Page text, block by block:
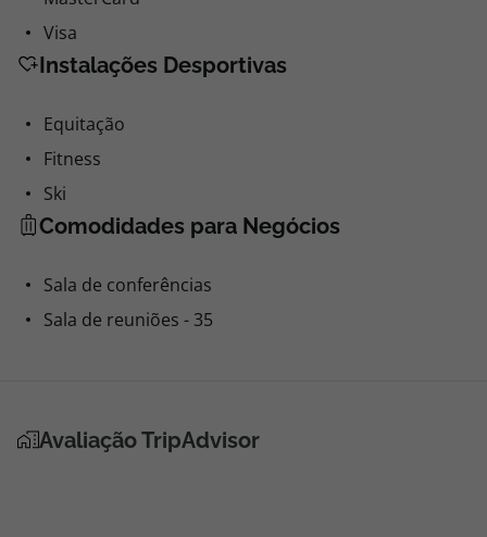
Visa
Instalações Desportivas
Equitação
Fitness
Ski
Comodidades para Negócios
Sala de conferências
Sala de reuniões - 35
Avaliação TripAdvisor